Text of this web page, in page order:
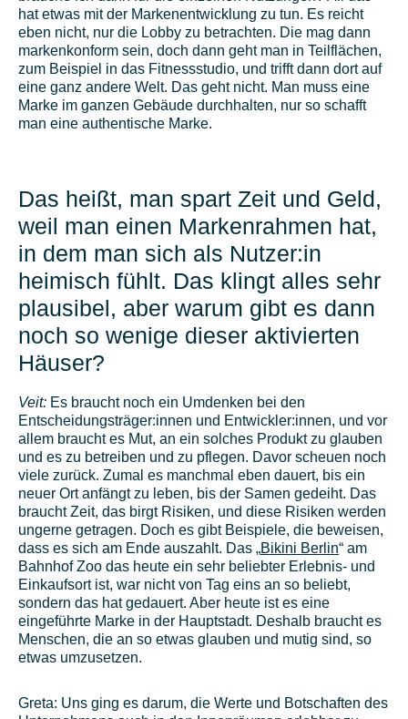
hat etwas mit der Markenentwicklung zu tun. Es reicht
eben nicht, nur die Lobby zu betrachten. Die mag dann
markenkonform sein, doch dann geht man in Teilflächen,
zum Beispiel in das Fitnessstudio, und trifft dann dort auf
eine ganz andere Welt. Das geht nicht. Man muss eine
Marke im ganzen Gebäude durchhalten, nur so schafft
man eine authentische Marke.
Das heißt, man spart Zeit und Geld,
weil man einen Markenrahmen hat,
in dem man sich als Nutzer:in
heimisch fühlt. Das klingt alles sehr
plausibel, aber warum gibt es dann
noch so wenige dieser aktivierten
Häuser?
Veit: Es braucht noch ein Umdenken bei den
Entscheidungsträger:innen und Entwickler:innen, und vor
allem braucht es Mut, an ein solches Produkt zu glauben
und es zu betreiben und zu pflegen. Davor scheuen noch
viele zurück. Zumal es manchmal eben dauert, bis ein
neuer Ort anfängt zu leben, bis der Samen gedeiht. Das
braucht Zeit, das birgt Risiken, und diese Risiken werden
ungerne getragen. Doch es gibt Beispiele, die beweisen,
dass es sich am Ende auszahlt. Das „Bikini Berlin“ am
Bahnhof Zoo das heute ein sehr beliebter Erlebnis- und
Einkaufsort ist, war nicht von Tag eins an so beliebt,
sondern das hat gedauert. Aber heute ist es eine
eingeführte Marke in der Hauptstadt. Deshalb braucht es
Menschen, die an so etwas glauben und mutig sind, so
etwas umzusetzen.
Greta: Uns ging es darum, die Werte und Botschaften des